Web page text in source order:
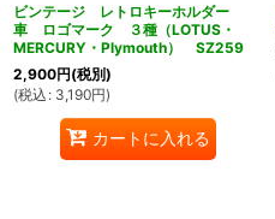
ビンテージ レトロキーホルダー
車 ロゴマーク ３種（LOTUS・
MERCURY・Plymouth） SZ259
2,900円(税別)
(税込 : 3,190円)
カートに入れる